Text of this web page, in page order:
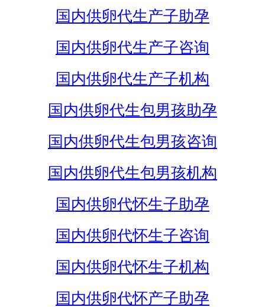
国内供卵代生产子助孕
国内供卵代生产子咨询
国内供卵代生产子机构
国内供卵代生包男孩助孕
国内供卵代生包男孩咨询
国内供卵代生包男孩机构
国内供卵代怀生子助孕
国内供卵代怀生子咨询
国内供卵代怀生子机构
国内供卵代怀产子助孕